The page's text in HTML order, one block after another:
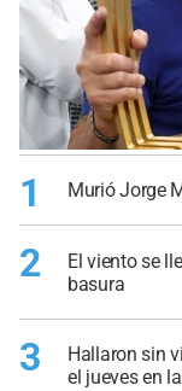
1 Murió Jorge
2
El viento se
basura
3
Hallaron sin
el jueves en